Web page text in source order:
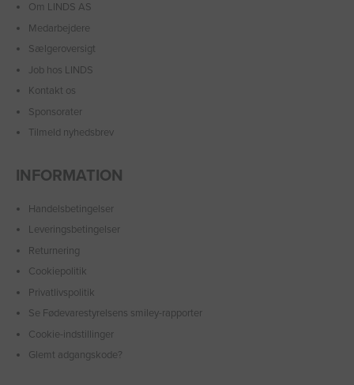
Om LINDS AS
Medarbejdere
Sælgeroversigt
Job hos LINDS
Kontakt os
Sponsorater
Tilmeld nyhedsbrev
INFORMATION
Handelsbetingelser
Leveringsbetingelser
Returnering
Cookiepolitik
Privatlivspolitik
Se Fødevarestyrelsens smiley-rapporter
Cookie-indstillinger
Glemt adgangskode?